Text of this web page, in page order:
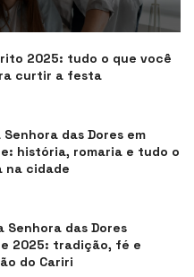
2025: tudo o que você
curtir a festa
das Dores em
história, romaria e tudo o
na cidade
Senhora das Dores
2025: tradição, fé e
do Cariri